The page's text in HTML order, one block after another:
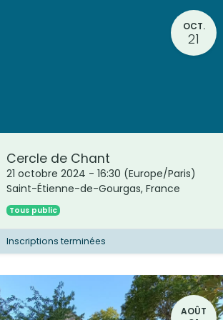
OCT.
21
Cercle de Chant
21 octobre 2024 - 16:30 (Europe/Paris)
Saint-Étienne-de-Gourgas, France
Tous public
Inscriptions terminées
AOÛT
Comment pouvez-vous nous aider ?
Contactez-nous par email, téléphone,
ou en venant au café pour nous
rencontrer
mail : contact@lepont34.fr​​​​​​